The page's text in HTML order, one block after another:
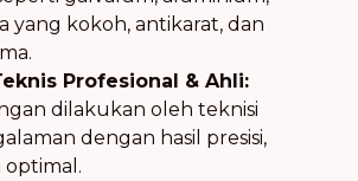
yang kokoh, antikarat, dan
Profesional & Ahli:
dilakukan oleh teknisi
dengan hasil presisi,
optimal.